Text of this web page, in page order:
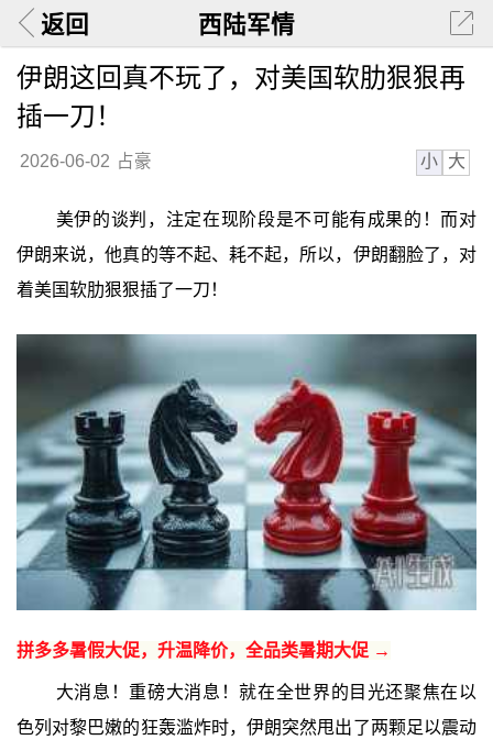
返回 西陆军情
伊朗这回真不玩了，对美国软肋狠狠再
插一刀！
2026-06-02 占豪 小 大
美伊的谈判，注定在现阶段是不可能有成果的！而对
伊朗来说，他真的等不起、耗不起，所以，伊朗翻脸了，对
着美国软肋狠狠插了一刀！
拼多多暑假大促，升温降价，全品类暑期大促 →
大消息！重磅大消息！就在全世界的目光还聚焦在以
色列对黎巴嫩的狂轰滥炸时，伊朗突然甩出了两颗足以震动